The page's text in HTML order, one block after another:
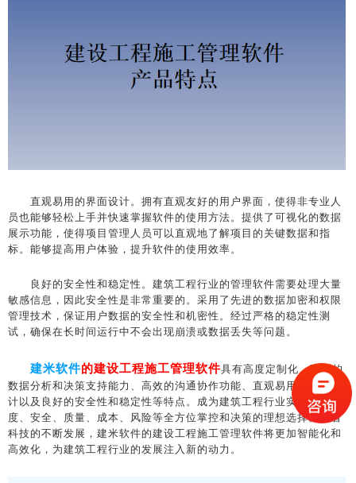
直观易用的界面设计。拥有直观友好的用户界面，使得非专业人
员也能够轻松上手并快速掌握软件的使用方法。提供了可视化的数据
展示功能，使得项目管理人员可以直观地了解项目的关键数据和指
标。能够提高用户体验，提升软件的使用效率。
良好的安全性和稳定性。建筑工程行业的管理软件需要处理大量
敏感信息，因此安全性是非常重要的。采用了先进的数据加密和权限
管理技术，保证用户数据的安全性和机密性。经过严格的稳定性测
试，确保在长时间运行中不会出现崩溃或数据丢失等问题。
建米软件的建设工程施工管理软件具有高度定制化、强大的
数据分析和决策支持能力、高效的沟通协作功能、直观易用的界面设
计以及良好的安全性和稳定性等特点。成为建筑工程行业实现项目进
度、安全、质量、成本、风险等全方位掌控和决策的理想选择。随着
科技的不断发展，建米软件的建设工程施工管理软件将更加智能化和
高效化，为建筑工程行业的发展注入新的动力。